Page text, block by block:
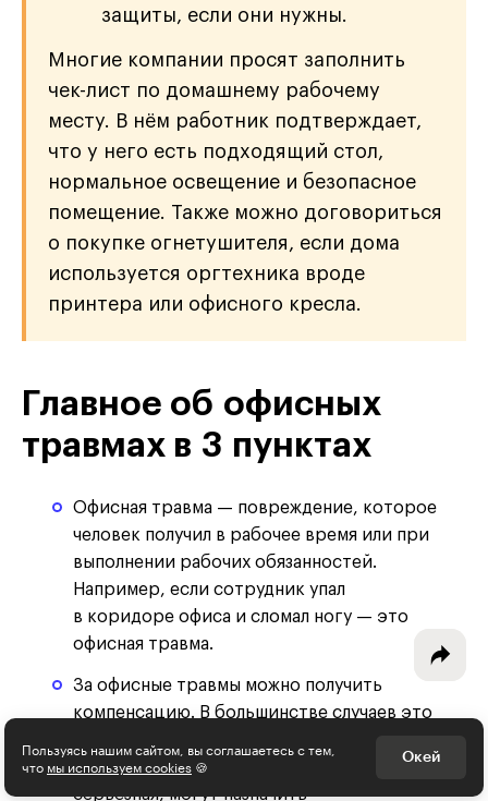
защиты, если они нужны.
Многие компании просят заполнить
чек-лист по домашнему рабочему
месту. В нём работник подтверждает,
что у него есть подходящий стол,
нормальное освещение и безопасное
помещение. Также можно договориться
о покупке огнетушителя, если дома
используется оргтехника вроде
принтера или офисного кресла.
Главное об офисных
травмах в 3 пунктах
Офисная травма — повреждение, которое
человек получил в рабочее время или при
выполнении рабочих обязанностей.
Например, если сотрудник упал
в коридоре офиса и сломал ногу — это
офисная травма.
За офисные травмы можно получить
компенсацию. В большинстве случаев это
от среднего заработка. Если травма
серьёзная, могут назначить
Пользуясь нашим сайтом, вы соглашаетесь с тем,
что мы используем cookies 🍪 Окей
Интересное - на почту!
Выберите тему рассылки
Программирование
Разработка игр
Психология, общество
Маркетинг